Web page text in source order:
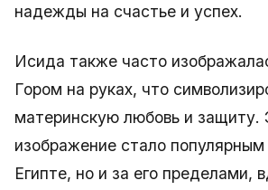
надежды на счастье и успех.
Исида также часто
Гором на руках, что
материнскую любовь и защиту.
изображение стало популярным
Египте, но и за его пределами,